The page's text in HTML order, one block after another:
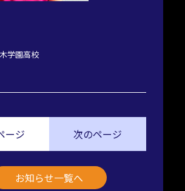
学園高校
ージ 次のページ
お知らせ一覧へ